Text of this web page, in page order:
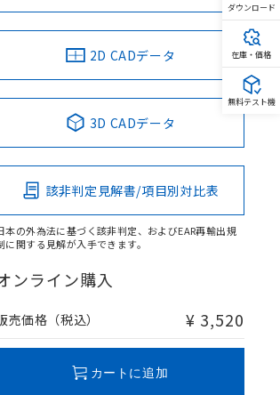
2D CADデータ
3D CADデータ
該非判定見解書/項目別対比表
本の外為法に基づく該非判定、およびEAR再輸出規
に関する見解が入手できます。
ンライン購入
売価格（税込） ¥ 3,520
カートに追加
ダウンロード
在庫・価格
無料テスト機